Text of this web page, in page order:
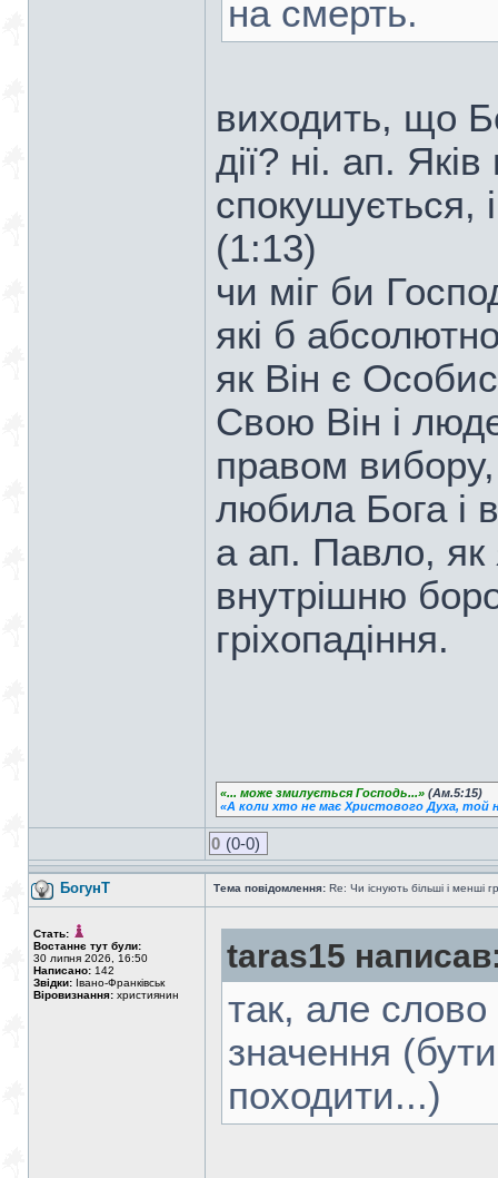
на смерть.
виходить, що
дії? ні. ап.
спокушується,
(1:13)
чи міг би
які б
як Він є
Свою Він і
правом
любила Бога і
а ап. Павло, як
внутрішню
гріхопадіння.
«... може змилується Господь...» (Ам.5:15)
«А коли хто не має Христового Духа, той
0 (0-0)
БогунТ Тема повідомлення: Re: Чи існують більші і менші
Стать:
Востаннє тут були:
30 липня 2026, 16:50
Написано: 142
Звідки: Івано-Франківськ
Віровизнання: християнин
taras15
так, але слово
значення
походити...)